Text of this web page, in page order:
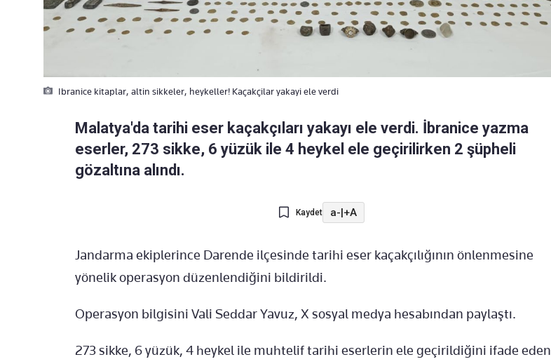
Ibranice kitaplar, altin sikkeler, heykeller! Kaçakçilar yakayi ele verdi
Malatya'da tarihi eser kaçakçıları yakayı ele verdi. İbranice yazma
eserler, 273 sikke, 6 yüzük ile 4 heykel ele geçirilirken 2 şüpheli
gözaltına alındı.
Kaydet a-|+A
Jandarma ekiplerince Darende ilçesinde tarihi eser kaçakçılığının önlenmesine
yönelik operasyon düzenlendiğini bildirildi.
Operasyon bilgisini Vali Seddar Yavuz, X sosyal medya hesabından paylaştı.
273 sikke, 6 yüzük, 4 heykel ile muhtelif tarihi eserlerin ele geçirildiğini ifade eden